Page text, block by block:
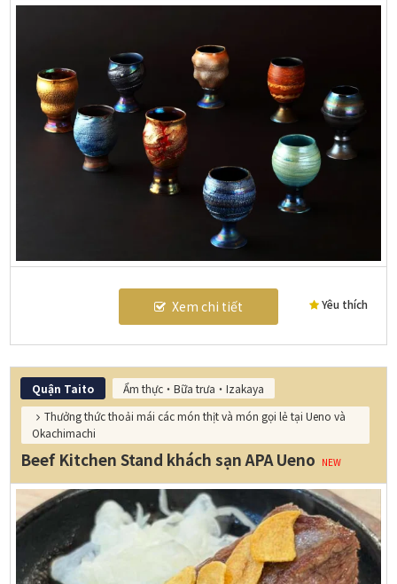
Yêu thích
Xem chi tiết
Quận Taito
Ẩm thực・Bữa trưa・Izakaya
Thưởng thức thoải mái các món thịt và món gọi lẻ tại Ueno và
Okachimachi
Beef Kitchen Stand khách sạn APA Ueno NEW